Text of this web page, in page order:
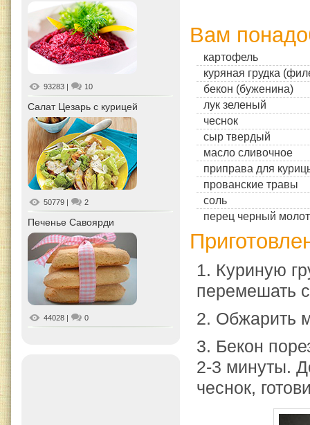
93283 | 10
Салат Цезарь с курицей
50779 | 2
Печенье Савоярди
44028 | 0
Вам
картофель
куряная грудка
бекон (буженина)
лук зеленый
чеснок
сыр твердый
масло сливочное
приправа для
прованские травы
соль
перец черный
1. Куриную
перемешать
2. Обжарить
3. Бекон
2-3 минуты.
чеснок,